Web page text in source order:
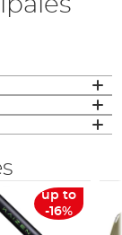
up to
-16%